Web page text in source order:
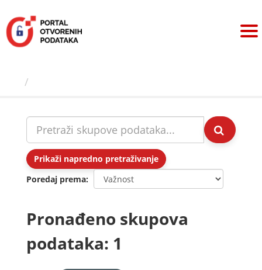
sadržaj
Prikaži napredno pretraživanje
Poredaj prema
Pronađeno skupova
podataka: 1